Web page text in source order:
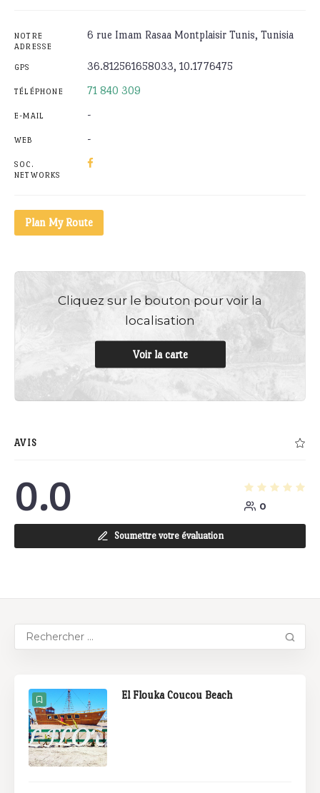
NOTRE
ADRESSE
6 rue Imam Rasaa Montplaisir Tunis, Tunisia
GPS 36.812561658033, 10.1776475
TÉLÉPHONE 71 840 309
E-MAIL -
WEB -
SOC.
NETWORKS
Plan My Route
Cliquez sur le bouton pour voir la
localisation
Voir la carte
AVIS
0.0 0
Soumettre votre évaluation
El Flouka Coucou Beach